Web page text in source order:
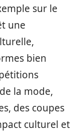
sur le
une
bien
la mode,
des coupes
culturel et